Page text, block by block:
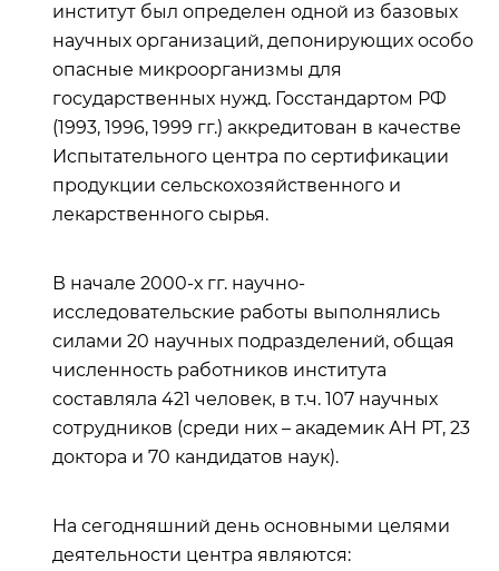
институт был определен одной из базовых
научных организаций, депонирующих особо
опасные микроорганизмы для
государственных нужд. Госстандартом РФ
(1993, 1996, 1999 гг.) аккредитован в качестве
Испытательного центра по сертификации
продукции сельскохозяйственного и
лекарственного сырья.
В начале 2000-х гг. научно-
исследовательские работы выполнялись
силами 20 научных подразделений, общая
численность работников института
составляла 421 человек, в т.ч. 107 научных
сотрудников (среди них – академик АН РТ, 23
доктора и 70 кандидатов наук).
На сегодняшний день основными целями
деятельности центра являются: